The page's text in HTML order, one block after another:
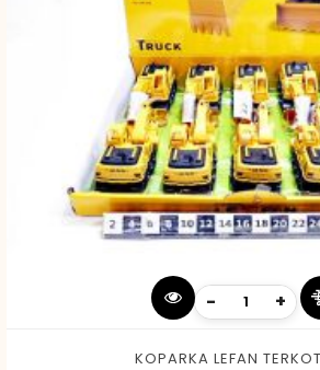
- +
KOPARKA LEFAN